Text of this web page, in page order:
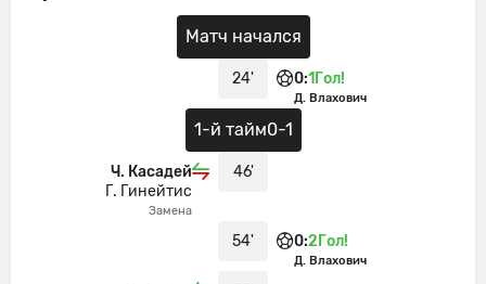
Келли из команды Ювентус поставил
подножку. Пострадал Джованни
Торино совершает вбрасывание на
своей половине поля
Торино контролирует мяч.
Андреа Камбиасо из команды
Ювентус перехватывает навес,
направленный в сторону штрафной.
Матч начался
24' 0:1 Гол!
Д. Влахович
1-й тайм0-1
46'
Ч. Касадей
Г. Гинейтис
Замена
54' 0:2 Гол!
Д. Влахович